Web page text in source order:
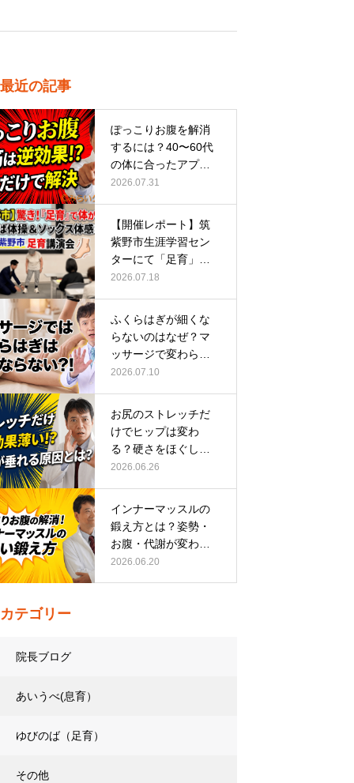
最近の記事
ぽっこりお腹を解消
するには？40〜60代
の体に合ったアプロ
ーチ
2026.07.31
【開催レポート】筑
紫野市生涯学習セン
ターにて「足育」講
演会に登壇し…
2026.07.18
ふくらはぎが細くな
らないのはなぜ？マ
ッサージで変わらな
い根本原因
2026.07.10
お尻のストレッチだ
けでヒップは変わ
る？硬さをほぐして
整える正しい方…
2026.06.26
インナーマッスルの
鍛え方とは？姿勢・
お腹・代謝が変わる
トレーニング…
2026.06.20
カテゴリー
院長ブログ
あいうべ(息育）
ゆびのば（足育）
その他